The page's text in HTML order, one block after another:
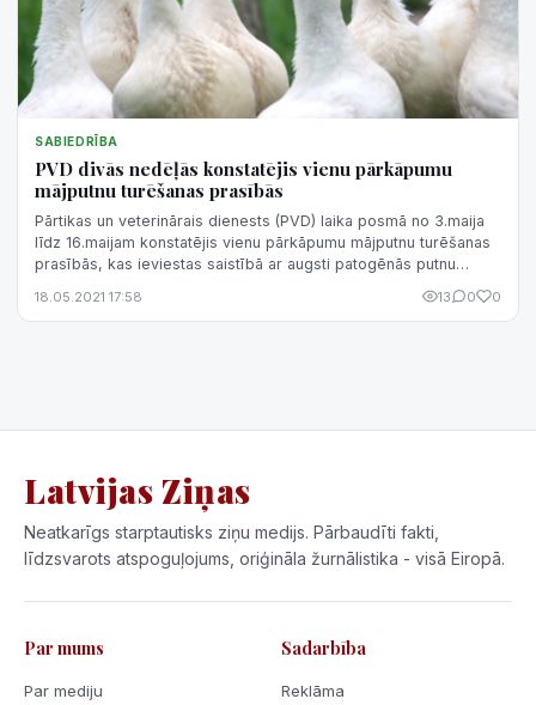
SABIEDRĪBA
PVD divās nedēļās konstatējis vienu pārkāpumu
mājputnu turēšanas prasībās
Pārtikas un veterinārais dienests (PVD) laika posmā no 3.maija
līdz 16.maijam konstatējis vienu pārkāpumu mājputnu turēšanas
prasībās, kas ieviestas saistībā ar augsti patogēnās putnu
18.05.2021 17:58 13 0 0
Latvijas Ziņas
Neatkarīgs starptautisks ziņu medijs. Pārbaudīti fakti,
līdzsvarots atspoguļojums, oriģināla žurnālistika - visā Eiropā.
Par mums
Par mediju
Sadarbība
Reklāma